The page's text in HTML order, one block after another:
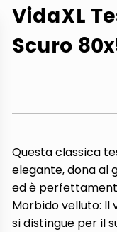
thin rotondo sun
VidaXL
Scuro
Questa classica
elegante, dona al
ed è
Morbido velluto: Il
si distingue per il